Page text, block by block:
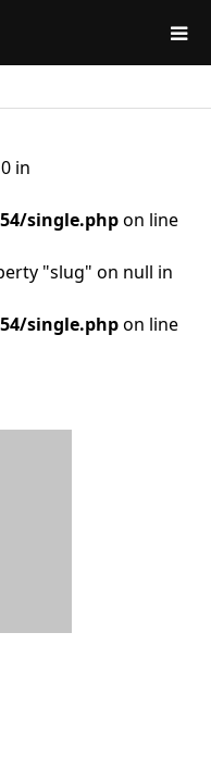
in
single.phpon line
"slug" on null in
single.phpon line